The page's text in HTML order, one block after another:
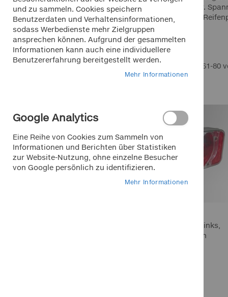
Wohnmobil, Hänger.
Schneeketten oder
Ansicht
als
RasterListe 61-80
Rücklicht komplett links,
neue Klarglasversion
pewag offroad
extrem 6 Artikel
pewag servo 9 13 Artikel
pewag servo sport 13Artikel
pewag servo suv Artikel
Saisonartikel Winter
Lkw/Transporter/Bus
und zu sammeln. Cookies speichern
Benutzerdaten und Verhaltensinformationen,
sodass Werbedienste mehr Zielgruppen
ansprechen können. Aufgrund der gesammelten
Informationen kann auch eine individuellere
Benutzererfahrung bereitgestellt werden.
Mehr Informationen
Google Analytics
Eine Reihe von Cookies zum Sammeln von
Informationen und Berichten über Statistiken
zur Website-Nutzung, ohne einzelne Besucher
von Google persönlich zu identifizieren.
Mehr Informationen